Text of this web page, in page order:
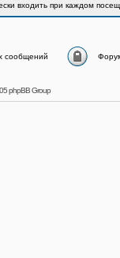
входить при каждом
сообщений
phpBB Group